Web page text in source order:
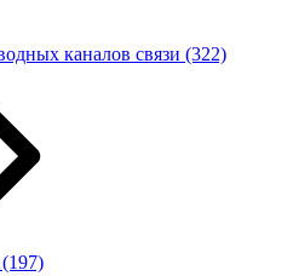
каналов связи (322)
(197)